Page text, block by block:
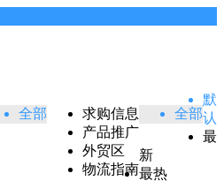
全部
求购信息
产品推广
外贸区
物流指南
全部
默
认
最
新
最热